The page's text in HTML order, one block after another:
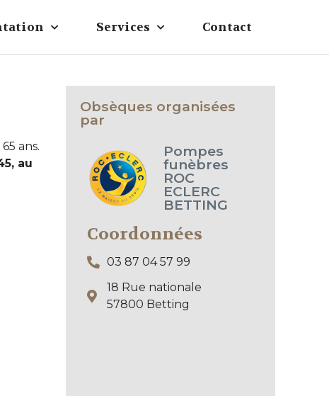
Services Contact
ans.
au
Obsèques organisées
par
Pompes
funèbres
ROC
ECLERC
BETTING
Coordonnées
03 87 04 57 99
18 Rue nationale
57800 Betting